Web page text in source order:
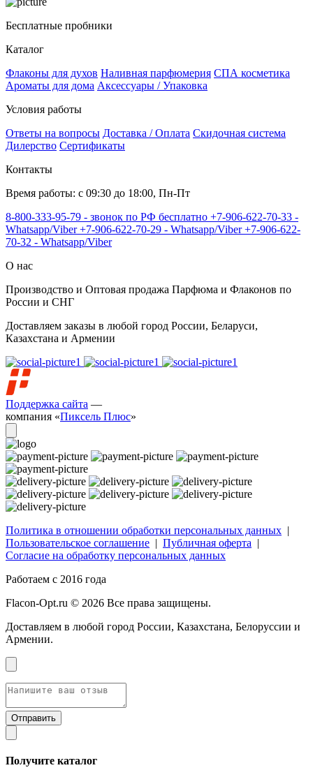
Бесплатные пробники
Каталог
Флаконы для духов Наливная парфюмерия СПА косметика
Ароматы для дома Аксессуары / Упаковка
Условия работы
Ответы на вопросы Доставка / Оплата Скидочная система
Дилерство Сертификаты
Контакты
Время работы: с 09:30 до 18:00, Пн-Пт
8-800-333-95-79 - звонок по РФ бесплатно +7-906-622-70-33 -
Whatsapp/Viber+7-906-622-70-29 - Whatsapp/Viber+7-906-622-
70-32 - Whatsapp/Viber
О нас
Производство и Оптовая продажа Парфюма и Флаконов по
России и СНГ
Доставляем заказы в любой город России, Беларуси,
Казахстана и Армении
Поддержка сайта —
компания «Пиксель Плюс»
Политика в отношении обработки персональных данных |
Пользовательское соглашение | Публичная оферта |
Согласие на обработку персональных данных
Работаем с 2016 года
Flacon-Opt.ru © 2026 Все права защищены.
Доставляем в любой город России, Казахстана, Белоруссии и
Армении.
Получите каталог